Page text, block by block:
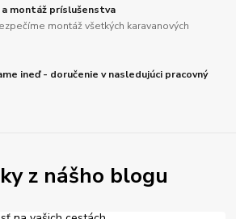
montáž príslušenstva
montáž všetkých karavanových
ineď - doručenie v nasledujúci pracovný
z nášho blogu